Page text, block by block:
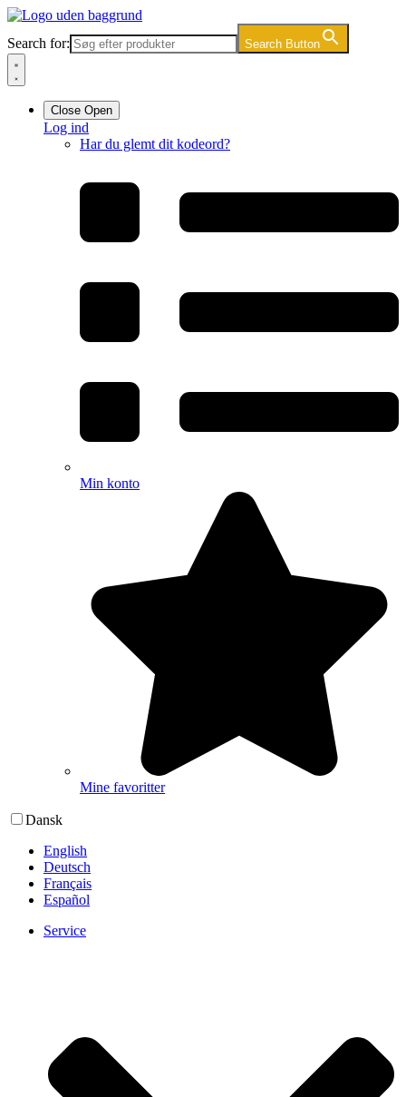
Videre
indhold
Search for: Search Button
Close Open
Log ind
Har du glemt dit kodeord?
Min konto
Mine favoritter
Dansk
English
Deutsch
Français
Español
Service